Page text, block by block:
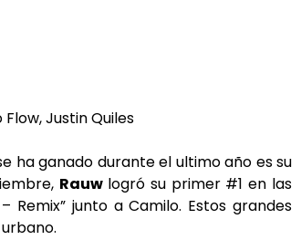
Justin Quiles
ganado durante el ultimo año es su
Rauw logró su primer #1 en las
Remix” junto a Camilo. Estos grandes